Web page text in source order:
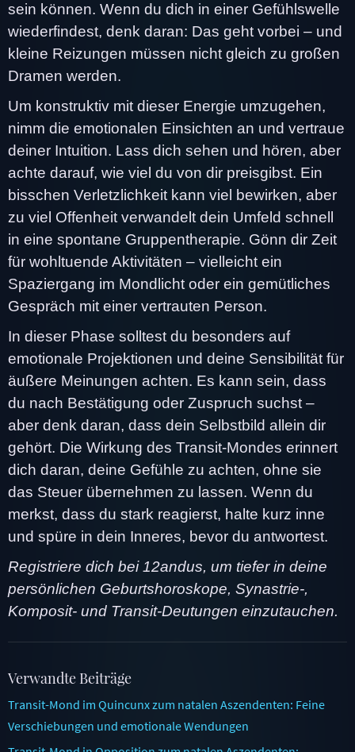
sein können. Wenn du dich in einer Gefühlswelle
wiederfindest, denk daran: Das geht vorbei – und
kleine Reizungen müssen nicht gleich zu großen
Dramen werden.
Um konstruktiv mit dieser Energie umzugehen,
nimm die emotionalen Einsichten an und vertraue
deiner Intuition. Lass dich sehen und hören, aber
achte darauf, wie viel du von dir preisgibst. Ein
bisschen Verletzlichkeit kann viel bewirken, aber
zu viel Offenheit verwandelt dein Umfeld schnell
in eine spontane Gruppentherapie. Gönn dir Zeit
für wohltuende Aktivitäten – vielleicht ein
Spaziergang im Mondlicht oder ein gemütliches
Gespräch mit einer vertrauten Person.
In dieser Phase solltest du besonders auf
emotionale Projektionen und deine Sensibilität für
äußere Meinungen achten. Es kann sein, dass
du nach Bestätigung oder Zuspruch suchst –
aber denk daran, dass dein Selbstbild allein dir
gehört. Die Wirkung des Transit-Mondes erinnert
dich daran, deine Gefühle zu achten, ohne sie
das Steuer übernehmen zu lassen. Wenn du
merkst, dass du stark reagierst, halte kurz inne
und spüre in dein Inneres, bevor du antwortest.
Registriere dich bei 12andus, um tiefer in deine
persönlichen Geburtshoroskope, Synastrie-,
Komposit- und Transit-Deutungen einzutauchen.
Verwandte Beiträge
Transit-Mond im Quincunx zum natalen Aszendenten: Feine
Verschiebungen und emotionale Wendungen